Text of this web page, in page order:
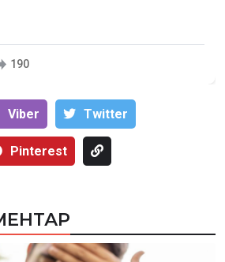
190
Viber Тwitter
Pinterest